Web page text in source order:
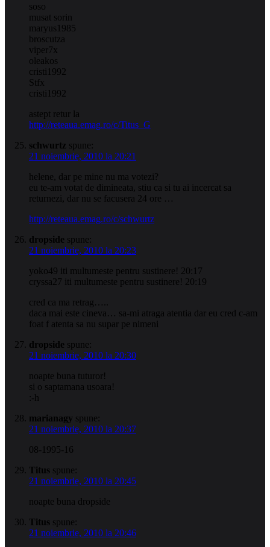
soso
musat sorin
maryus1985
broscutza
viper7x
oleakos
cristi1992
Stfx
cristi1992
astept retur la
http://reteaua.emag.ro/c/Titus_G
schwurtz spune:
21 noiembrie, 2010 la 20:21
helene, dar pe mine nu ma votezi?
eu te-am votat de dimineata, stiu ca si tu ai incercat sa
returnezi, dar nu se facusera 24 ore …
http://reteaua.emag.ro/c/schwurtz
dropside spune:
21 noiembrie, 2010 la 20:23
yoko49 iti multumeste pentru sustinere! 20:17
cryssa27 iti multumeste pentru sustinere! 20:19
cred ca ma retrag…..
daca mai este cineva… sa-mi atraga atentia dar eu cred c-am
foat f atenta sa nu supar pe nimeni
dropside spune:
21 noiembrie, 2010 la 20:30
noapte buna tuturor!
si o saptamana usoara!
:-h
marianagy spune:
21 noiembrie, 2010 la 20:37
08-1995-16
Titus spune:
21 noiembrie, 2010 la 20:45
noapte buna dropside
Titus spune:
21 noiembrie, 2010 la 20:46